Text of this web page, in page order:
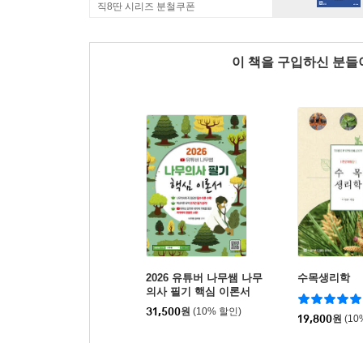
직8딴 시리즈 분철쿠폰
이 책을 구입하신 분
2026 유튜버 나무쌤 나무
의사 필기 핵심 이론서
31,500원 (10% 할인)
수목생리학
19,800원